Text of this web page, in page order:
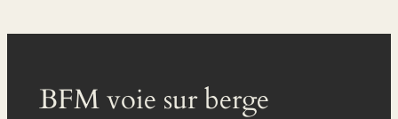
BFM voie sur berge